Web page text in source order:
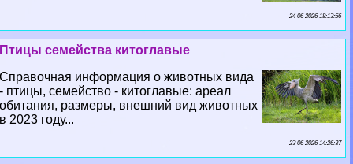
24 06 2026 18:13:56
Птицы семейства китоглавые
Справочная информация о животных вида
- птицы, семейство - китоглавые: ареал
обитания, размеры, внешний вид животных
в 2023 году...
23 06 2026 14:26:37